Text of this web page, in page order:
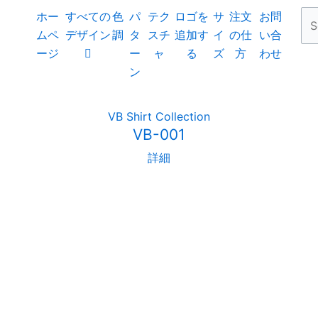
ホー
ムペ
ージ
すべての
デザイン
色
調
パ
タ
ー
ン
テク
スチ
ャ
ロゴを
追加す
る
サ
イ
ズ
注文
の仕
方
お問
い合
わせ
VB Shirt Collection
VB-001
詳細